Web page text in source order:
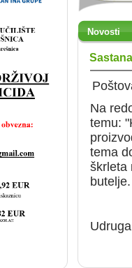
Novosti
Na
temu:
tema
škrleta
Udruga